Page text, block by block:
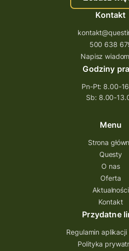
questy
questujwpolsce
questuj z
questingowy projekt
questing wielkopolska
Questing Przecławski
questing gry terenowe
Quest Świętokrzyskie
quest na szlaku Przygody
Quest Bolestraszyce
Przecław Quest
projekt
Pogórze Dynowskie
Partnerstwo Questingu
Kontakt
500 638
Napisz
Godziny
Pn-Pt: 8.00-
Sb: 8.00-
Menu
Strona
Questy
O nas
Oferta
Aktualności
Kontakt
Przydatne
Regulamin aplikacji
Polityka